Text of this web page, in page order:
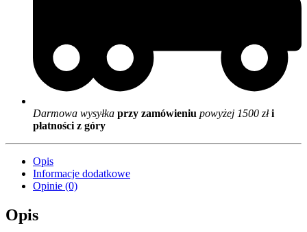
Darmowa wysyłka przy zamówieniu powyżej 1500 złi
płatności z góry
Opis
Informacje dodatkowe
Opinie (0)
Opis